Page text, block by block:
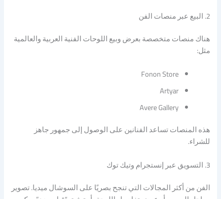
2. البيع عبر منصات الفن
هناك منصات متخصصة بعرض وبيع اللوحات الفنية العربية والعالمية
مثل:
Fonon Store
Artyar
Avere Gallery
هذه المنصات تساعد الفنانين على الوصول إلى جمهور جاهز
للشراء.
3. التسويق عبر إنستجرام وتيك توك
الفن من أكثر المجالات التي تنجح بصريًا على السوشال ميديا. تصوير